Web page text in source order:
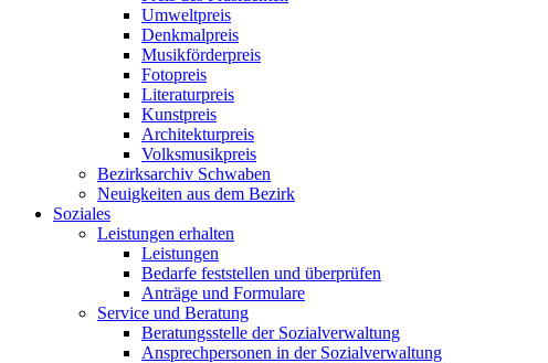
Umweltpreis
Denkmalpreis
Musikförderpreis
Fotopreis
Literaturpreis
Kunstpreis
Architekturpreis
Volksmusikpreis
Bezirksarchiv Schwaben
Neuigkeiten aus dem Bezirk
Soziales
Leistungen erhalten
Leistungen
Bedarfe feststellen und überprüfen
Anträge und Formulare
Service und Beratung
Beratungsstelle der Sozialverwaltung
Ansprechpersonen in der Sozialverwaltung